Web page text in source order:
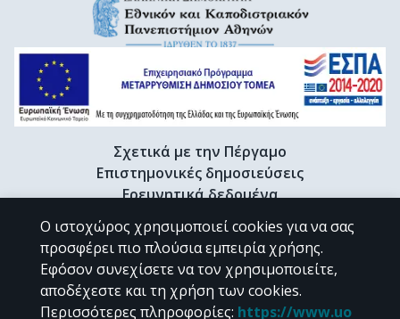
Σχετικά με την Πέργαμο
Επιστημονικές δημοσιεύσεις
Ερευνητικά δεδομένα
Διδακτορικές διατριβές & Γκρίζα βιβλιογραφία
Προφίλ Ερευνητή
CC BY-NC 4.0
Ο ιστοχώρος χρησιμοποιεί cookies για να σας
προσφέρει πιο πλούσια εμπειρία χρήσης.
Εφόσον συνεχίσετε να τον χρησιμοποιείτε,
αποδέχεστε και τη χρήση των cookies.
Περισσότερες πληροφορίες: https://www.uo